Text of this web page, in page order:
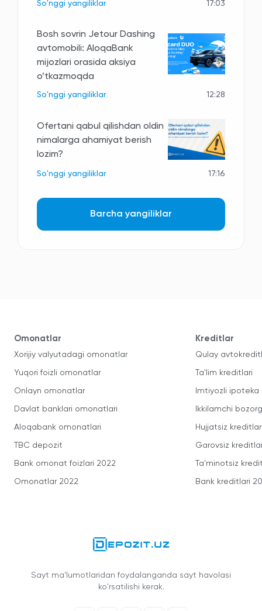
So'nggi yangiliklar 17:03
Bosh sovrin Jetour Dashing
avtomobili: AloqaBank
mijozlari orasida aksiya
o’tkazmoqda
So'nggi yangiliklar 12:28
Ofertani qabul qilishdan oldin
nimalarga ahamiyat berish
lozim?
So'nggi yangiliklar 17:16
Barcha yangiliklar
Omonatlar
Xorijiy valyutadagi omonatlar
Yuqori foizli omonatlar
Onlayn omonatlar
Davlat banklari omonatlari
Aloqabank omonatlari
TBC depozit
Bank omonat foizlari 2022
Omonatlar 2022
Kreditlar
Qulay
Ta'lim kreditlari
Imtiyozli ipoteka
Ikkilamchi
Hujjatsiz kreditlar
Garovsiz
Ta'minotsiz
Bank kreditlari
Sayt ma'lumotlaridan foydalanganda sayt havolasi
ko'rsatilishi kerak.